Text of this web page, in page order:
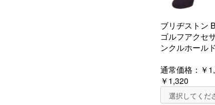
ブリヂストン
ゴルフアクセ
ンクルホール
通常価格： ￥
￥1,320